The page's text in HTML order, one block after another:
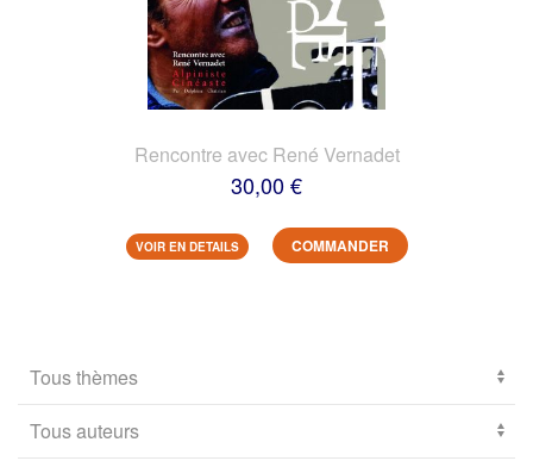
Rencontre avec René Vernadet
30,00 €
VOIR EN DETAILS COMMANDER